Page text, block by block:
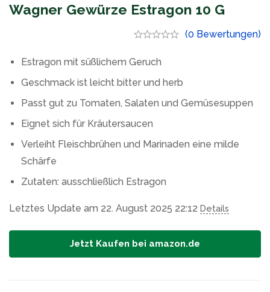
Wagner Gewürze Estragon 10 G
(0 Bewertungen)
Estragon mit süßlichem Geruch
Geschmack ist leicht bitter und herb
Passt gut zu Tomaten, Salaten und Gemüsesuppen
Eignet sich für Kräutersaucen
Verleiht Fleischbrühen und Marinaden eine milde
Schärfe
Zutaten: ausschließlich Estragon
Letztes Update am 22. August 2025 22:12 Details
Jetzt Kaufen bei amazon.de